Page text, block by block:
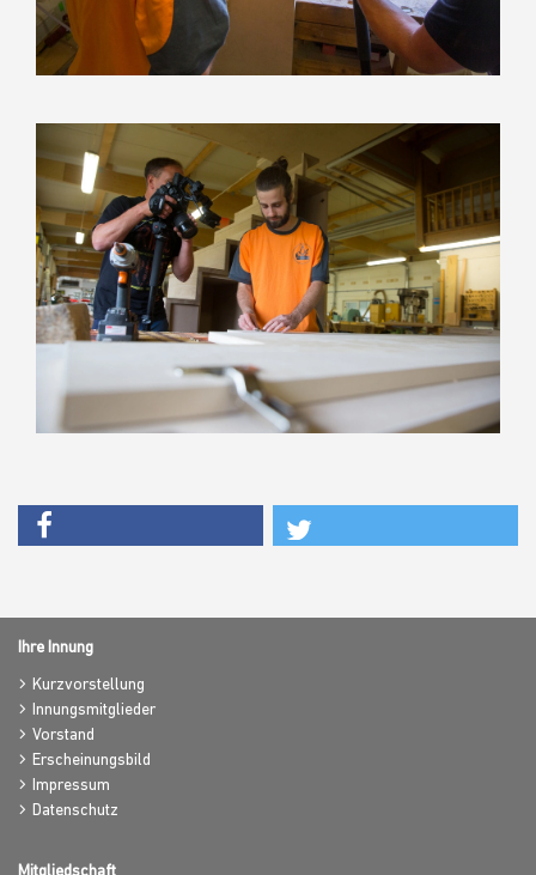
Ihre Innung
Kurzvorstellung
Innungsmitglieder
Vorstand
Erscheinungsbild
Impressum
Datenschutz